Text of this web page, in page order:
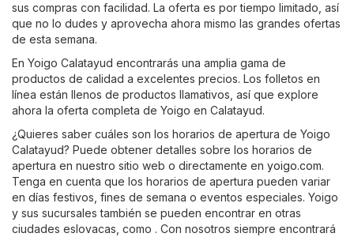
sus compras con facilidad. La oferta es por tiempo limitado, así
que no lo dudes y aprovecha ahora mismo las grandes ofertas
de esta semana.
En Yoigo Calatayud encontrarás una amplia gama de
productos de calidad a excelentes precios. Los folletos en
línea están llenos de productos llamativos, así que explore
ahora la oferta completa de Yoigo en Calatayud.
¿Quieres saber cuáles son los horarios de apertura de Yoigo
Calatayud? Puede obtener detalles sobre los horarios de
apertura en nuestro sitio web o directamente en yoigo.com.
Tenga en cuenta que los horarios de apertura pueden variar
en días festivos, fines de semana o eventos especiales. Yoigo
y sus sucursales también se pueden encontrar en otras
ciudades eslovacas, como . Con nosotros siempre encontrará